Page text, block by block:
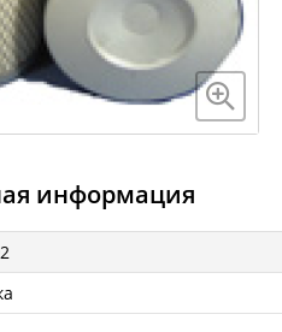
информация